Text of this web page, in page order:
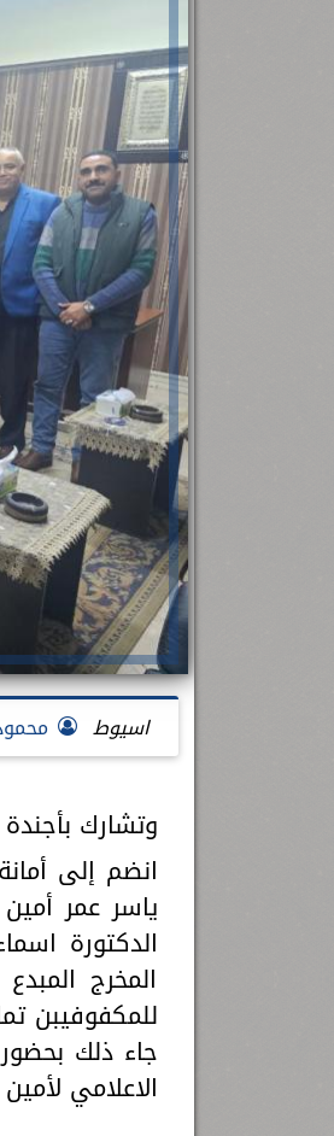
اسيوط
وتشارك
انضم إلى
ياسر عمر
الدكتورة
المخرج
للمكفوفيبن
جاء ذلك
الاعلامي